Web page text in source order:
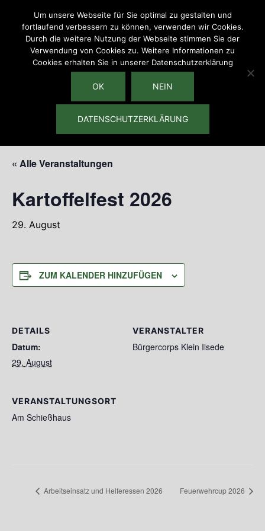
Inhalt
springen
umschalten
« Alle Veranstaltungen
Kartoffelfest 2026
29. August
ZUM KALENDER HINZUFÜGEN
DETAILS
Datum:
29. August
VERANSTALTER
Bürgercorps Klein Ilsede
VERANSTALTUNGSORT
Am Schießhaus
Arbeitseinsatz und Helferessen 2026 Feuerwehrcup 2026
Um unsere Webseite für Sie optimal zu gestalten und
fortlaufend verbessern zu können, verwenden wir Cookies.
Durch die weitere Nutzung der Webseite stimmen Sie der
Verwendung von Cookies zu. Weitere Informationen zu
Cookies erhalten Sie in unserer Datenschutzerklärung
OK NEIN
DATENSCHUTZERKLÄRUNG